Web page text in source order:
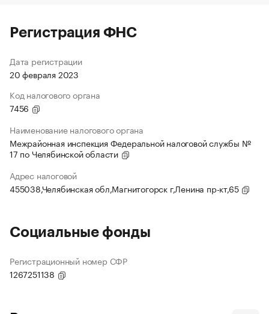
Регистрация ФНС
Дата регистрации
20 февраля 2023
Код налогового органа
7456
Наименование налогового органа
Межрайонная инспекция Федеральной налоговой службы №
17 по Челябинской области
Адрес налоговой
455038,Челябинская обл,Магнитогорск г,Ленина пр-кт,65
Социальные фонды
Регистрационный номер СФР
1267251138